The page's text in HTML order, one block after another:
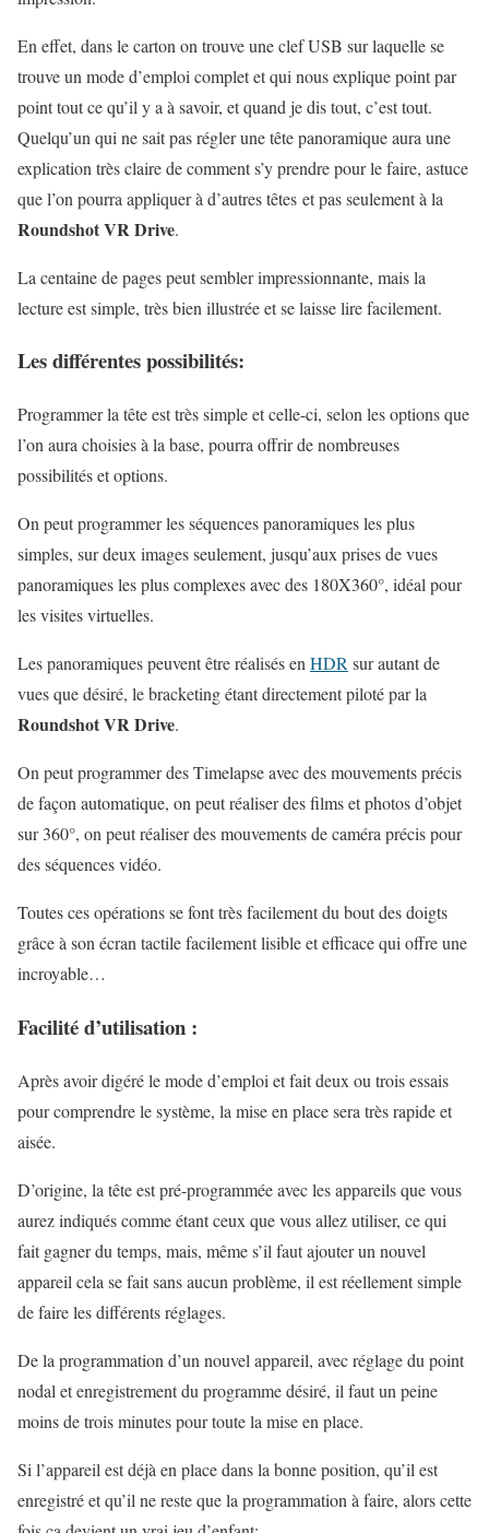
En effet, dans le carton on trouve une clef USB sur laquelle se
trouve un mode d’emploi complet et qui nous explique point par
point tout ce qu’il y a à savoir, et quand je dis tout, c’est tout.
Quelqu’un qui ne sait pas régler une tête panoramique aura une
explication très claire de comment s’y prendre pour le faire, astuce
que l’on pourra appliquer à d’autres têtes et pas seulement à la
Roundshot VR Drive.
La centaine de pages peut sembler impressionnante, mais la
lecture est simple, très bien illustrée et se laisse lire facilement.
Les différentes possibilités:
Programmer la tête est très simple et celle-ci, selon les options que
l’on aura choisies à la base, pourra offrir de nombreuses
possibilités et options.
On peut programmer les séquences panoramiques les plus
simples, sur deux images seulement, jusqu’aux prises de vues
panoramiques les plus complexes avec des 180X360°, idéal pour
les visites virtuelles.
Les panoramiques peuvent être réalisés en HDR sur autant de
vues que désiré, le bracketing étant directement piloté par la
Roundshot VR Drive.
On peut programmer des Timelapse avec des mouvements précis
de façon automatique, on peut réaliser des films et photos d’objet
sur 360°, on peut réaliser des mouvements de caméra précis pour
des séquences vidéo.
Toutes ces opérations se font très facilement du bout des doigts
grâce à son écran tactile facilement lisible et efficace qui offre une
incroyable…
Facilité d’utilisation :
Après avoir digéré le mode d’emploi et fait deux ou trois essais
pour comprendre le système, la mise en place sera très rapide et
aisée.
D’origine, la tête est pré-programmée avec les appareils que vous
aurez indiqués comme étant ceux que vous allez utiliser, ce qui
fait gagner du temps, mais, même s’il faut ajouter un nouvel
appareil cela se fait sans aucun problème, il est réellement simple
de faire les différents réglages.
De la programmation d’un nouvel appareil, avec réglage du point
nodal et enregistrement du programme désiré, il faut un peine
moins de trois minutes pour toute la mise en place.
Si l’appareil est déjà en place dans la bonne position, qu’il est
enregistré et qu’il ne reste que la programmation à faire, alors cette